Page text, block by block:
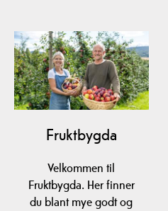
Fruktbygda
Velkommen til
Fruktbygda. Her finner
du blant mye godt og